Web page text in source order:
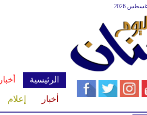
الرئيسية
أخبار
إعلام